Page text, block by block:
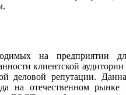
на предприятии
клиентской аудитории
деловой репутации.
на отечественном рынке